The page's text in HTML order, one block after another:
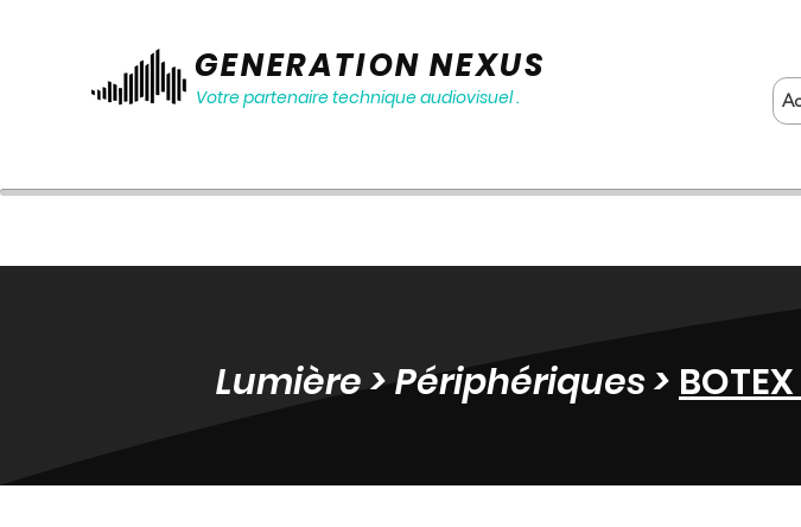
GENERATION NEXUS
Votre partenaire technique audiovisuel .
Lumière > Périphériques >